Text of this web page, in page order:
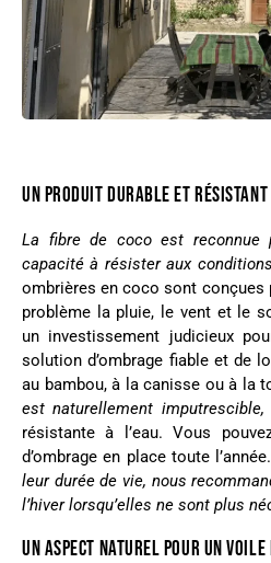
UN PRODUIT DURABLE ET
La fibre de coco est reconnue
capacité à résister aux
ombrières en coco sont conçues
problème la pluie, le vent et le
un investissement judicieux
solution d’ombrage fiable et de
au bambou, à la canisse ou à la
est naturellement imputrescible,
résistante à l’eau. Vous
d’ombrage en place toute l’année.
leur durée de vie, nous
l’hiver lorsqu’elles ne sont plus
UN ASPECT NATUREL POUR UN